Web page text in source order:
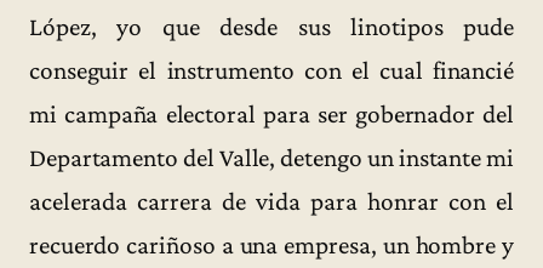
López, yo que desde sus linotipos pude
conseguir el instrumento con el cual financié
mi campaña electoral para ser gobernador del
Departamento del Valle, detengo un instante mi
acelerada carrera de vida para honrar con el
recuerdo cariñoso a una empresa, un hombre y